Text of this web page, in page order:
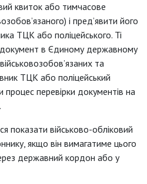
квиток або тимчасове
і пред’явити його
ТЦК або поліцейського. Ті
документ в Єдиному державному
та
ТЦК або поліцейський
процес перевірки документів на
показати військово-обліковий
якщо він вимагатиме цього
державний кордон або у